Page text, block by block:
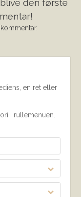
den første
en ret eller
i rullemenuen.